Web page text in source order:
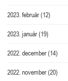
2023. február(12)
2023. január(19)
2022. december(14)
2022. november(20)